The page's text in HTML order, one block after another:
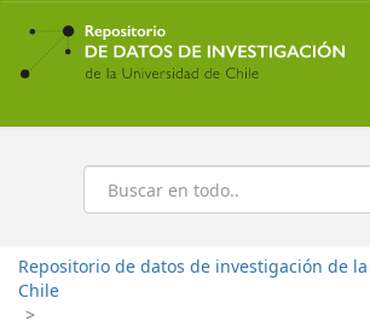
Ir
contenido
principal
Buscar
Repositorio de datos de investigación de
Chile
>